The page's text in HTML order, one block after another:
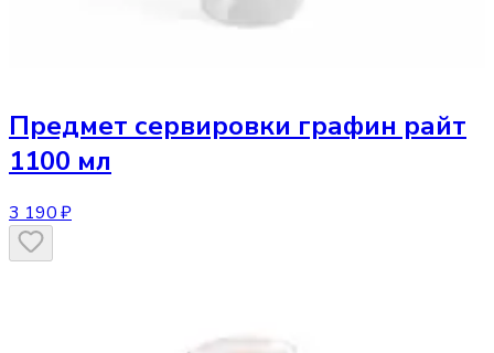
Предмет сервировки графин райт
1100 мл
3 190 ₽